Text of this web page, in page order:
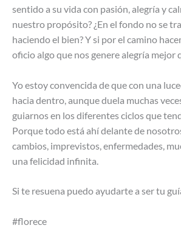
sentido a su vida con pasión, alegría y
nuestro propósito? ¿En el fondo no se
haciendo el bien? Y si por el camino
oficio algo que nos genere alegría mejor
Yo estoy convencida de que con una
hacia dentro, aunque duela muchas
guiarnos en los diferentes ciclos que
Porque todo está ahí delante de
cambios, imprevistos, enfermedades,
una felicidad infinita.
Si te resuena puedo ayudarte a ser tu
#florece